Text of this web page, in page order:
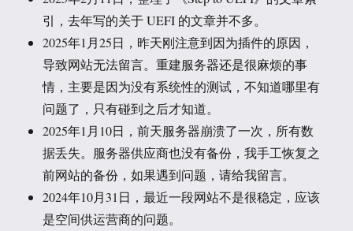
引，去年写的关于 UEFI 的文章并不多。
2025年1月25日，昨天刚注意到因为插件的原因，
导致网站无法留言。重建服务器还是很麻烦的事
情，主要是因为没有系统性的测试，不知道哪里有
问题了，只有碰到之后才知道。
2025年1月10日，前天服务器崩溃了一次，所有数
据丢失。服务器供应商也没有备份，我手工恢复之
前网站的备份，如果遇到问题，请给我留言。
2024年10月31日，最近一段网站不是很稳定，应该
是空间供运营商的问题。